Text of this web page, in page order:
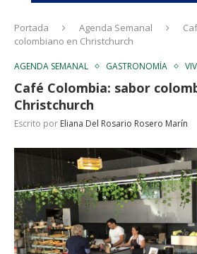
Portada Agenda Semanal
colombiano en Christchurch
AGENDA SEMANAL GASTRONOMÍA
Café Colombia: sabor
Christchurch
Escrito por Eliana Del Rosario Rosero Marín